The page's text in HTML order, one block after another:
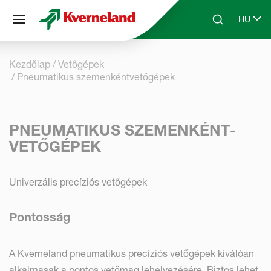
Skip to main contentSearchHU
Select
Kezdőlap
Vetőgépek
Pneumatikus szemenként­vetőgépek
PNEUMATIKUS SZEMENKÉNT­
VETŐGÉPEK
Univerzális precíziós vetőgépek
Pontosság
A Kverneland pneumatikus precíziós vetőgépek kiválóan
Süti preferenciák